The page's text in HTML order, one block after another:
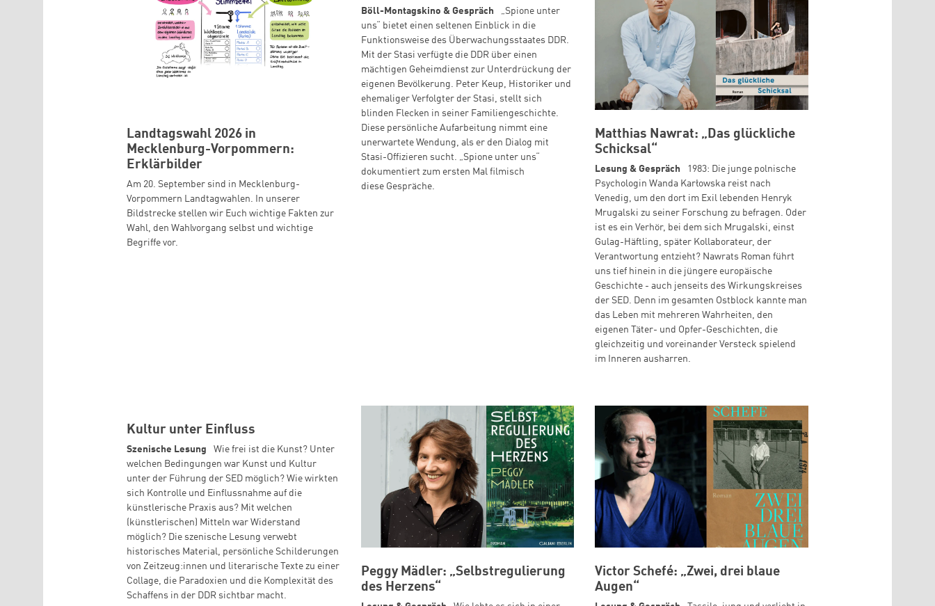
Landtagswahl 2026 in
Mecklenburg-Vorpommern:
Erklärbilder
Am 20. September sind in Mecklenburg-
Vorpommern Landtagwahlen. In unserer
Bildstrecke stellen wir Euch wichtige Fakten zur
Wahl, den Wahlvorgang selbst und wichtige
Begriffe vor.
Böll-Montagskino & Gespräch
„Spione unter
uns“ bietet einen seltenen Einblick in die
Funktionsweise des Überwachungsstaates DDR.
Mit der Stasi verfügte die DDR über einen
mächtigen Geheimdienst zur Unterdrückung der
eigenen Bevölkerung. Peter Keup, Historiker und
ehemaliger Verfolgter der Stasi, stellt sich
blinden Flecken in seiner Familiengeschichte.
Diese persönliche Aufarbeitung nimmt eine
unerwartete Wendung, als er den Dialog mit
Stasi-Offizieren sucht. „Spione unter uns“
dokumentiert zum ersten Mal filmisch
diese Gespräche.
Matthias Nawrat: „Das glückliche
Schicksal“
Lesung & Gespräch
1983: Die junge polnische
Psychologin Wanda Karłowska reist nach
Venedig, um den dort im Exil lebenden Henryk
Mrugalski zu seiner Forschung zu befragen. Oder
ist es ein Verhör, bei dem sich Mrugalski, einst
Gulag-Häftling, später Kollaborateur, der
Verantwortung entzieht? Nawrats Roman führt
uns tief hinein in die jüngere europäische
Geschichte - auch jenseits des Wirkungskreises
der SED. Denn im gesamten Ostblock kannte man
das Leben mit mehreren Wahrheiten, den
eigenen Täter- und Opfer-Geschichten, die
gleichzeitig und voreinander Versteck spielend
im Inneren ausharren.
Kultur unter Einfluss
Szenische Lesung
Wie frei ist die Kunst? Unter
welchen Bedingungen war Kunst und Kultur
unter der Führung der SED möglich? Wie wirkten
sich Kontrolle und Einflussnahme auf die
künstlerische Praxis aus? Mit welchen
(künstlerischen) Mitteln war Widerstand
möglich? Die szenische Lesung verwebt
historisches Material, persönliche Schilderungen
von Zeitzeug:innen und literarische Texte zu einer
Collage, die Paradoxien und die Komplexität des
Schaffens in der DDR sichtbar macht.
Peggy Mädler: „Selbstregulierung
des Herzens“
Victor Schefé: „Zwei, drei blaue
Augen“